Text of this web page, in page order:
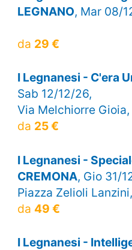
LEGNANO, Mar 08/
da 29 €
I Legnanesi - C'era
Sab 12/12/26,
Via Melchiorre Gioia,
da 25 €
I Legnanesi -
CREMONA, Gio 31/
Piazza Zelioli
da 49 €
I Legnanesi -